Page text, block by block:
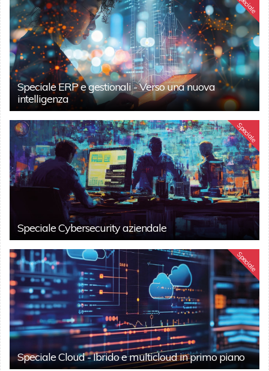
Speciale ERP e gestionali - Verso una nuova
intelligenza
Speciale
Speciale Cybersecurity aziendale
Speciale
Speciale Cloud - Ibrido e multicloud in primo piano